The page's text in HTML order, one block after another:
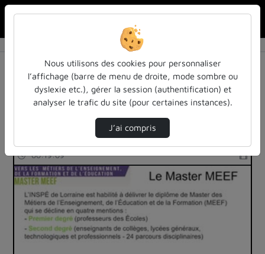
Résultats de la recherche
Filtres actifs (cliquer pour en retirer) :
education
inspe inspe de actualites-et-informations
00:19:09
Nous utilisons des cookies pour personnaliser
l’affichage (barre de menu de droite, mode sombre ou
dyslexie etc.), gérer la session (authentification) et
analyser le trafic du site (pour certaines instances).
J’ai compris